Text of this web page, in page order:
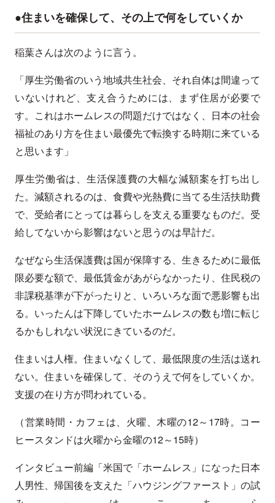
●住まいを確保して、その上で何をしていくか
稲葉さんは次のように言う。
「厚生労働省のいう地域共生社会、それ自体は間違って
いないけれど、支え合うためには、まず住居が必要で
す。これはホームレスの問題だけではなく、日本の社会
福祉のあり方を住まい最優先で転換する時期に来ている
と思います」
厚生労働省は、生活保護費の大幅な減額案を打ち出し
た。減額されるのは、食費や光熱費に当てる生活扶助費
で、受給者にとっては暮らしを支える重要なものだ。受
給してないから影響はないと思うのは早計だ。
なぜなら生活保護費は国が保障する、生きるために最低
限必要な額で、最低賃金があがらなかったり、住民税の
非課税基準が下がったりと、いろいろな面で悪影響も出
る。いったんは下降していたホームレスの数も増に転じ
るかもしれない状況にきているのだ。
住まいは人権。住まいなくして、最低限度の生活は送れ
ない。住まいを確保して、そのうえで何をしていくか。
支援の在り方が問われている。
（営業時間・カフェは、火曜、木曜の12～17時。コー
ヒースタンドは火曜から金曜の12～15時）
インタビュー前編「米国で「ホームレス」になった日本
人男性、帰国後を支えた「ハウジングファースト」の試